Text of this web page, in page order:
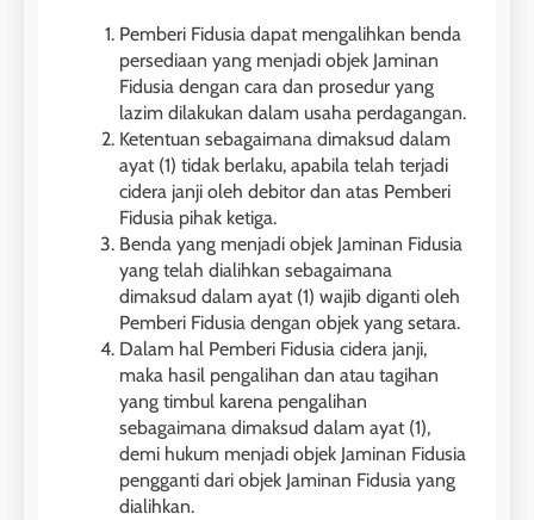
Pemberi Fidusia dapat mengalihkan benda
persediaan yang menjadi objek Jaminan
Fidusia dengan cara dan prosedur yang
lazim dilakukan dalam usaha perdagangan.
Ketentuan sebagaimana dimaksud dalam
ayat (1) tidak berlaku, apabila telah terjadi
cidera janji oleh debitor dan atas Pemberi
Fidusia pihak ketiga.
Benda yang menjadi objek Jaminan Fidusia
yang telah dialihkan sebagaimana
dimaksud dalam ayat (1) wajib diganti oleh
Pemberi Fidusia dengan objek yang setara.
Dalam hal Pemberi Fidusia cidera janji,
maka hasil pengalihan dan atau tagihan
yang timbul karena pengalihan
sebagaimana dimaksud dalam ayat (1),
demi hukum menjadi objek Jaminan Fidusia
pengganti dari objek Jaminan Fidusia yang
dialihkan.